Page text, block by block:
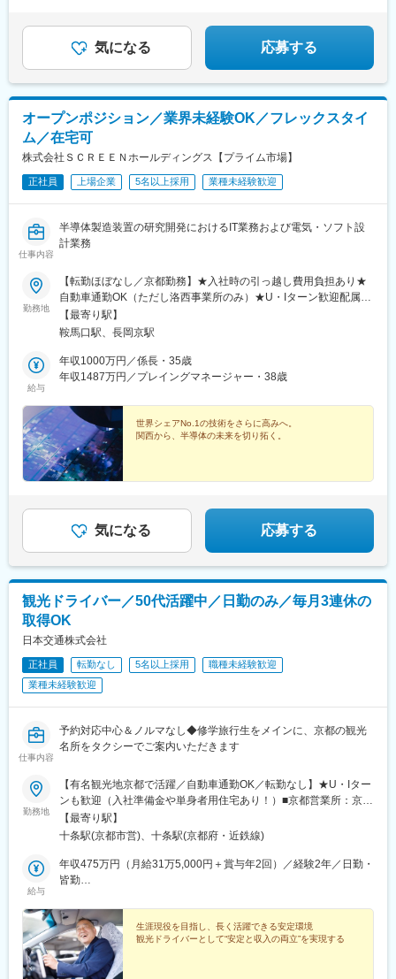
気になる 応募する
オープンポジション／業界未経験OK／フレックスタイ
ム／在宅可
株式会社ＳＣＲＥＥＮホールディングス【プライム市場】
正社員 上場企業 5名以上採用 業種未経験歓迎
仕事内容
半導体製造装置の研究開発におけるIT業務および電気・ソフト設
計業務
勤務地
【転勤ほぼなし／京都勤務】★入社時の引っ越し費用負担あり★
自動車通勤OK（ただし洛西事業所のみ）★U・Iターン歓迎配属先
により本社または洛西事業所での勤務となります。＜本社＞京都
府京都市上京区堀川通寺之内上る4丁目天神北町1-1最寄り駅：京
見区羽束師古川町322最寄り駅：JR線「長岡京」駅＼関西に根差
しながら、グローバルな活躍も可能！／勤務地は京都・滋賀エリ
応じて、国内の事業所や海外拠点で活躍するチャンスもありま
す。長期的な視点で、多様なキャリアを築ける環境です。※受動喫
煙対策：敷地内全面禁煙
【最寄り駅】
鞍馬口駅、長岡京駅
給与
年収1000万円／係長・35歳
年収1487万円／プレイングマネージャー・38歳
世界シェアNo.1の技術をさらに高みへ。
関西から、半導体の未来を切り拓く。
気になる 応募する
観光ドライバー／50代活躍中／日勤のみ／毎月3連休の
取得OK
日本交通株式会社
正社員 転勤なし 5名以上採用
職種未経験歓迎
業種未経験歓迎
仕事内容
予約対応中心＆ノルマなし◆修学旅行生をメインに、京都の観光
名所をタクシーでご案内いただきます
勤務地
【有名観光地京都で活躍／自動車通勤OK／転勤なし】★U・Iター
ンも歓迎（入社準備金や単身者用住宅あり！）■京都営業所：京都
府京都市南区上鳥羽苗代町43※受動喫煙対策：あり（分煙）
【最寄り駅】
十条駅(京都市営)、十条駅(京都府・近鉄線)
給与
年収475万円（月給31万5,000円＋賞与年2回）／経験2年／日勤・
皆勤
生涯現役を目指し、長く活躍できる安定環境
観光ドライバーとして“安定と収入の両立”を実現する